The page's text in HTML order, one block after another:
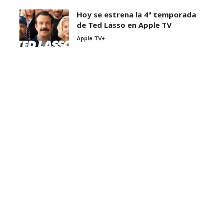
Hoy se estrena la 4ª temporada
de Ted Lasso en Apple TV
Apple TV+